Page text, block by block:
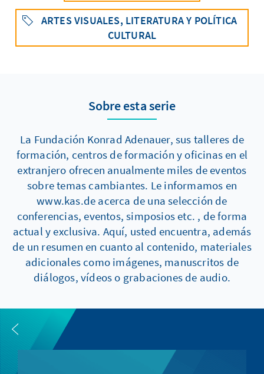
ARTES VISUALES, LITERATURA Y POLÍTICA
CULTURAL
Sobre esta serie
La Fundación Konrad Adenauer, sus talleres de
formación, centros de formación y oficinas en el
extranjero ofrecen anualmente miles de eventos
sobre temas cambiantes. Le informamos en
www.kas.de acerca de una selección de
conferencias, eventos, simposios etc. , de forma
actual y exclusiva. Aquí, usted encuentra, además
de un resumen en cuanto al contenido, materiales
adicionales como imágenes, manuscritos de
diálogos, vídeos o grabaciones de audio.